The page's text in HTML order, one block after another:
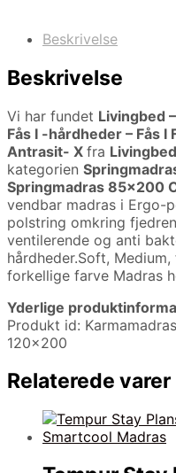
Beskrivelse
Beskrivelse
Vi har fundet Livingbed
Fås I -hårdheder – Fås
Antrasit- X fra Livingbed
kategorien
Springmadras 85×200
vendbar madras i Ergo-
polstring omkring
ventilerende og anti
hårdheder.Soft,
forkellige farve Madras
Yderlige
Produkt id:
120×200
Relaterede varer